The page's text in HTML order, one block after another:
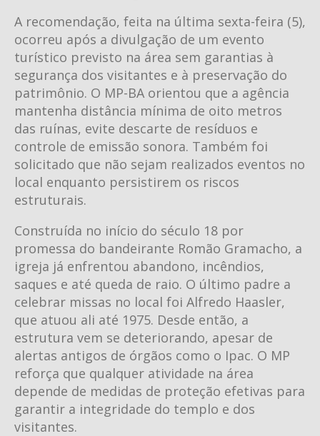
A recomendação, feita na última sexta-feira (5),
ocorreu após a divulgação de um evento
turístico previsto na área sem garantias à
segurança dos visitantes e à preservação do
patrimônio. O MP-BA orientou que a agência
mantenha distância mínima de oito metros
das ruínas, evite descarte de resíduos e
controle de emissão sonora. Também foi
solicitado que não sejam realizados eventos no
local enquanto persistirem os riscos
estruturais.
Construída no início do século 18 por
promessa do bandeirante Romão Gramacho, a
igreja já enfrentou abandono, incêndios,
saques e até queda de raio. O último padre a
celebrar missas no local foi Alfredo Haasler,
que atuou ali até 1975. Desde então, a
estrutura vem se deteriorando, apesar de
alertas antigos de órgãos como o Ipac. O MP
reforça que qualquer atividade na área
depende de medidas de proteção efetivas para
garantir a integridade do templo e dos
visitantes.